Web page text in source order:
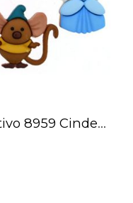
Boton Decorativo 8959 Cinderella Cenicienta 4 Botones